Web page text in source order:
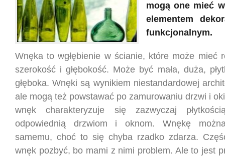
mogą one mieć
elementem
funkcjonalnym.
Wnęka to wgłębienie w ścianie, które może mieć
szerokość i głębokość. Może być mała, duża,
głęboka. Wnęki są wynikiem niestandardowej
ale mogą też powstawać po zamurowaniu drzwi i
wnęk charakteryzuje się zazwyczaj
odpowiednią drzwiom i oknom. Wnękę
samemu, choć to się chyba rzadko zdarza.
wnęk pozbyć, bo mami z nimi problem. Ale to jest